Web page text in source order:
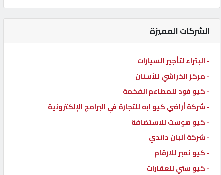
كيو
ماركت
القطري
POWERED
QHOST
الشركات المميزة
- البتراء لتأجير السيارات
- مركز الخراشي للأسنان
- كيو فود للمطاعم الفخمة
- شركة أراضي كيو ايه للتجارة في البرامج الإلكترونية
- كيو هوست للاستضافة
- شركة ألبان داندي
- كيو نمبر للارقام
- كيو ستي للعقارات